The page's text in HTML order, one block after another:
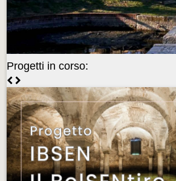
Videonews
Videonews
Eventi
Eventi
CHI SIAMO
CHI SIAMO
CITTÀ
CITTÀ
Guida turistica rapida
Progetti in corso: